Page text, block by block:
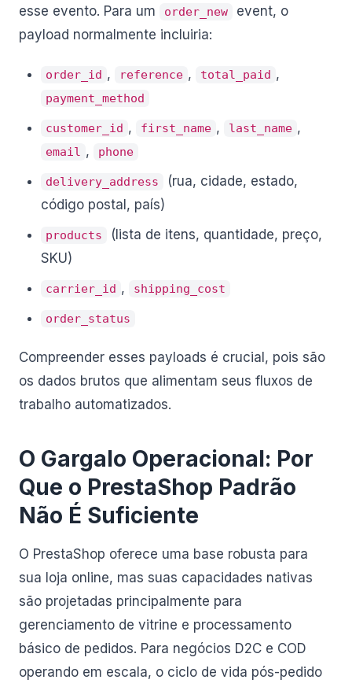
esse evento. Para um order_new
event, o
payload normalmente incluiria:
order_id , reference , total_paid ,
payment_method
customer_id , first_name , last_name ,
email , phone
delivery_address
(rua, cidade, estado,
código postal, país)
products
(lista de itens, quantidade, preço,
SKU)
carrier_id , shipping_cost
order_status
Compreender esses payloads é crucial, pois são
os dados brutos que alimentam seus fluxos de
trabalho automatizados.
O Gargalo Operacional: Por
Que o PrestaShop Padrão
Não É Suficiente
O PrestaShop oferece uma base robusta para
sua loja online, mas suas capacidades nativas
são projetadas principalmente para
gerenciamento de vitrine e processamento
básico de pedidos. Para negócios D2C e COD
operando em escala, o ciclo de vida pós-pedido